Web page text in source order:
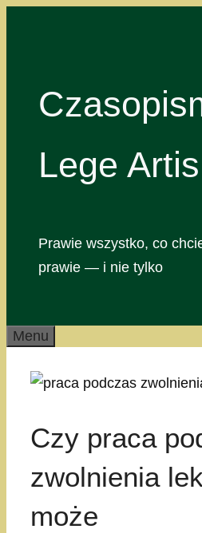
Lege Artis
Prawie wszystko, co
prawie — i nie tylko
Menu
Czy praca
zwolnienia
może